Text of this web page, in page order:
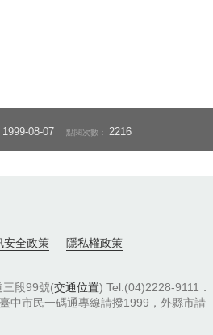
1999-08-07 點閱次數： 2216
安全政策 隱私權政策
三段99號(交通位置) Tel:(04)2228-9111．
中市民一碼通專線請撥1999，外縣市請